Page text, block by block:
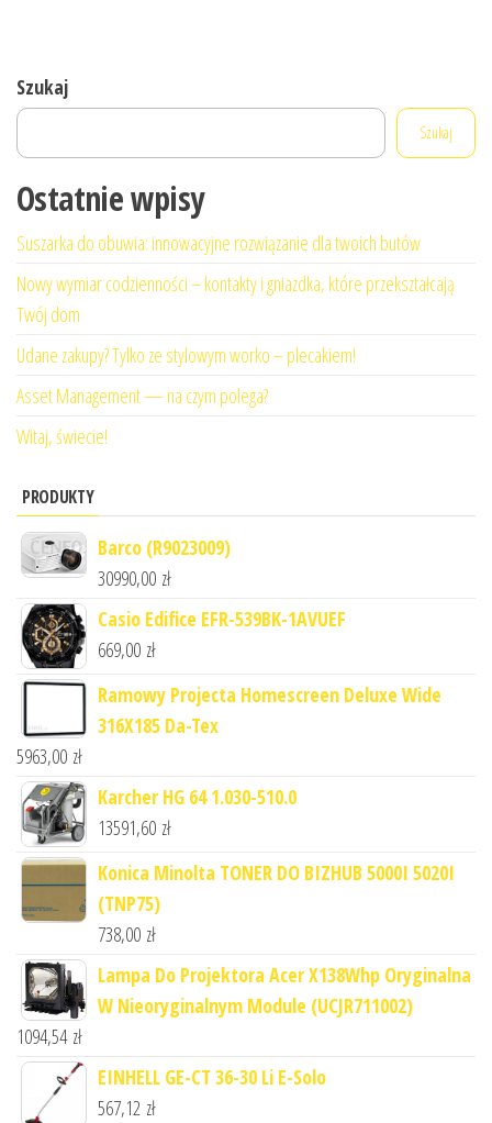
Szukaj
Szukaj
Ostatnie wpisy
Suszarka do obuwia: innowacyjne rozwiązanie dla twoich butów
Nowy wymiar codzienności – kontakty i gniazdka, które przekształcają
Twój dom
Udane zakupy? Tylko ze stylowym worko – plecakiem!
Asset Management — na czym polega?
Witaj, świecie!
PRODUKTY
Barco (R9023009)
30990,00 zł
Casio Edifice EFR-539BK-1AVUEF
669,00 zł
Ramowy Projecta Homescreen Deluxe Wide
316X185 Da-Tex
5963,00 zł
Karcher HG 64 1.030-510.0
13591,60 zł
Konica Minolta TONER DO BIZHUB 5000I 5020I
(TNP75)
738,00 zł
Lampa Do Projektora Acer X138Whp Oryginalna
W Nieoryginalnym Module (UCJR711002)
1094,54 zł
EINHELL GE-CT 36-30 Li E-Solo
567,12 zł